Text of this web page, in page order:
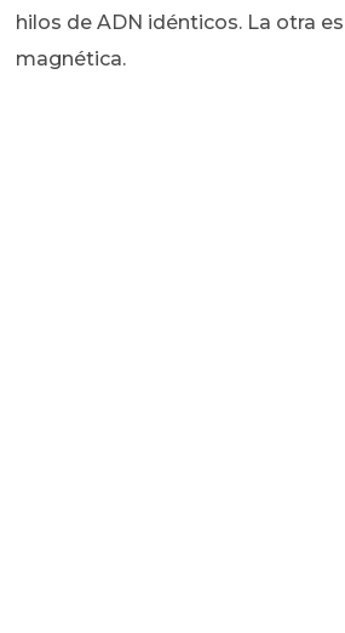
hilos de ADN idénticos. La otra
magnética.